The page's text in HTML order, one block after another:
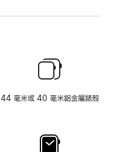
44 毫米或 40 毫米鋁金屬錶殼